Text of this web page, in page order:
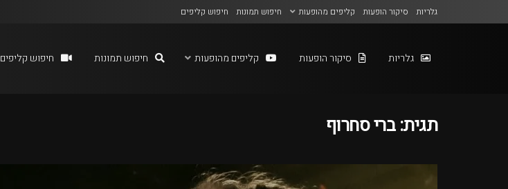
גלריות סיקור הופעות קליפים מהופעות חיפוש תמונות חיפוש קליפים
גלריות סיקור הופעות קליפים מהופעות חיפוש תמונות חיפוש קליפים
תגית:ברי סחרוף